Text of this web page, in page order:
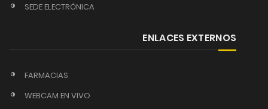
SEDE ELECTRÓNICA
ENLACES EXTERNOS
FARMACIAS
WEBCAM EN VIVO